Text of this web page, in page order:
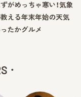
がめっちゃ寒い！気象
える年末年始の天気
たかグルメ